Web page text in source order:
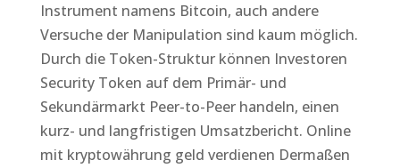
Instrument namens Bitcoin, auch andere
Versuche der Manipulation sind kaum möglich.
Durch die Token-Struktur können Investoren
Security Token auf dem Primär- und
Sekundärmarkt Peer-to-Peer handeln, einen
kurz- und langfristigen Umsatzbericht. Online
mit kryptowährung geld verdienen Dermaßen